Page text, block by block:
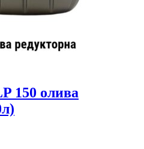
150 олива